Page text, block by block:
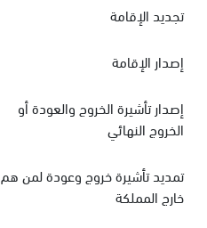
تجديد الإقامة
إصدار الإقامة
إصدار تأشيرة الخروج والعودة أو
الخروج النهائي
تمديد تأشيرة خروج وعودة لمن هم
خارج المملكة